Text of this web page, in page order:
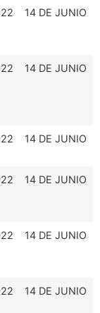
14 DE JUNIO
14 DE JUNIO
14 DE JUNIO
14 DE JUNIO
14 DE JUNIO
14 DE JUNIO